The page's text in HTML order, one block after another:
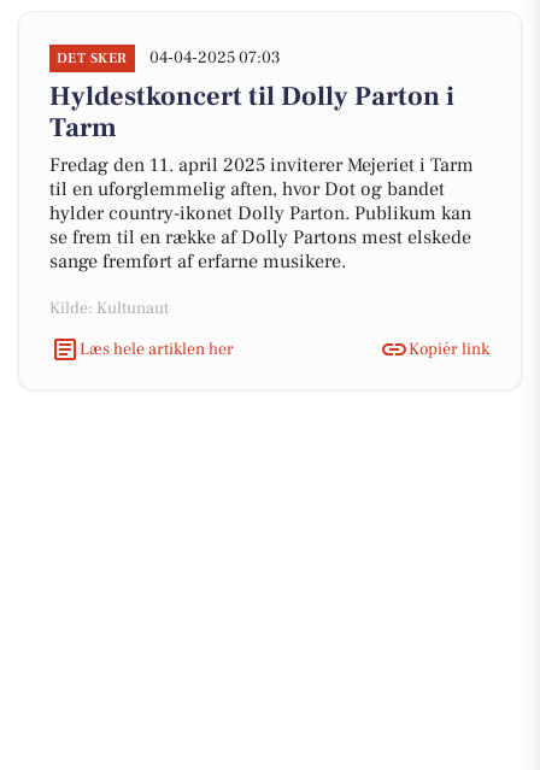
DET SKER 04-04-2025 07:03
Hyldestkoncert til Dolly Parton i
Tarm
Fredag den 11. april 2025 inviterer Mejeriet i Tarm
til en uforglemmelig aften, hvor Dot og bandet
hylder country-ikonet Dolly Parton. Publikum kan
se frem til en række af Dolly Partons mest elskede
sange fremført af erfarne musikere.
Kilde: Kultunaut
Læs hele artiklen her
Kopiér link